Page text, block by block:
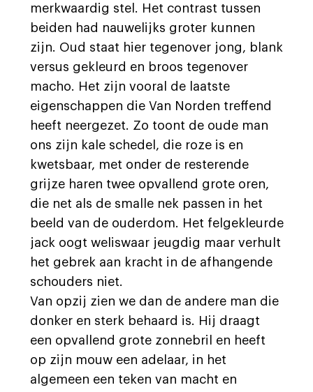
merkwaardig stel. Het contrast tussen
beiden had nauwelijks groter kunnen
zijn. Oud staat hier tegenover jong, blank
versus gekleurd en broos tegenover
macho. Het zijn vooral de laatste
eigenschappen die Van Norden treffend
heeft neergezet. Zo toont de oude man
ons zijn kale schedel, die roze is en
kwetsbaar, met onder de resterende
grijze haren twee opvallend grote oren,
die net als de smalle nek passen in het
beeld van de ouderdom. Het felgekleurde
jack oogt weliswaar jeugdig maar verhult
het gebrek aan kracht in de afhangende
schouders niet.
Van opzij zien we dan de andere man die
donker en sterk behaard is. Hij draagt
een opvallend grote zonnebril en heeft
op zijn mouw een adelaar, in het
algemeen een teken van macht en